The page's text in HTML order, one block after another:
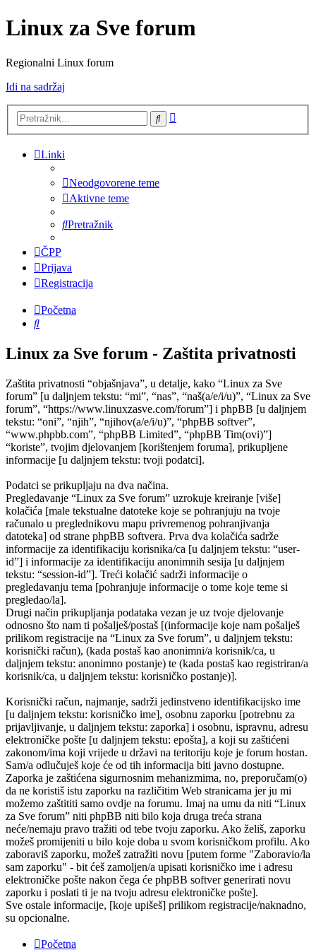
Linux za Sve forum
Regionalni Linux forum
Idi na sadržaj
Pretražnik
Linki
Neodgovorene teme
Aktivne teme
Pretražnik
ČPP
Prijava
Registracija
Početna
Pretražnik
Linux za Sve forum - Zaštita privatnosti
Zaštita privatnosti “objašnjava”, u detalje, kako “Linux za Sve
forum” [u daljnjem tekstu: “mi”, “nas”, “naš(a/e/i/u)”, “Linux za Sve
forum”, “https://www.linuxzasve.com/forum”] i phpBB [u daljnjem
tekstu: “oni”, “njih”, “njihov(a/e/i/u)”, “phpBB softver”,
“www.phpbb.com”, “phpBB Limited”, “phpBB Tim(ovi)”]
“koriste”, tvojim djelovanjem [korištenjem foruma], prikupljene
informacije [u daljnjem tekstu: tvoji podatci].
Podatci se prikupljaju na dva načina.
Pregledavanje “Linux za Sve forum” uzrokuje kreiranje [više]
kolačića [male tekstualne datoteke koje se pohranjuju na tvoje
računalo u preglednikovu mapu privremenog pohranjivanja
datoteka] od strane phpBB softvera. Prva dva kolačića sadrže
informacije za identifikaciju korisnika/ca [u daljnjem tekstu: “user-
id”] i informacije za identifikaciju anonimnih sesija [u daljnjem
tekstu: “session-id”]. Treći kolačić sadrži informacije o
pregledavanju tema [pohranjuje informacije o tome koje teme si
pregledao/la].
Drugi način prikupljanja podataka vezan je uz tvoje djelovanje
odnosno što nam ti pošalješ/postaš [(informacije koje nam pošalješ
prilikom registracije na “Linux za Sve forum”, u daljnjem tekstu:
korisnički račun), (kada postaš kao anonimni/a korisnik/ca, u
daljnjem tekstu: anonimno postanje) te (kada postaš kao registriran/a
korisnik/ca, u daljnjem tekstu: korisničko postanje)].
Korisnički račun, najmanje, sadrži jedinstveno identifikacijsko ime
[u daljnjem tekstu: korisničko ime], osobnu zaporku [potrebnu za
prijavljivanje, u daljnjem tekstu: zaporka] i osobnu, ispravnu, adresu
elektroničke pošte [u daljnjem tekstu: epošta], a koji su zaštićeni
zakonom/ima koji vrijede u državi na teritoriju koje je forum hostan.
Sam/a odlučuješ koje će od tih informacija biti javno dostupne.
Zaporka je zaštićena sigurnosnim mehanizmima, no, preporučam(o)
da ne koristiš istu zaporku na različitim Web stranicama jer ju mi
možemo zaštititi samo ovdje na forumu. Imaj na umu da niti “Linux
za Sve forum” niti phpBB niti bilo koja druga treća strana
neće/nemaju pravo tražiti od tebe tvoju zaporku. Ako želiš, zaporku
možeš promijeniti u bilo koje doba u svom korisničkom profilu. Ako
zaboraviš zaporku, možeš zatražiti novu [putem forme "Zaboravio/la
sam zaporku" - bit ćeš zamoljen/a upisati korisničko ime i adresu
elektroničke pošte nakon čega će phpBB softver generirati novu
zaporku i poslati ti je na tvoju adresu elektroničke pošte].
Sve ostale informacije, [koje upišeš] prilikom registracije/naknadno,
su opcionalne.
Početna